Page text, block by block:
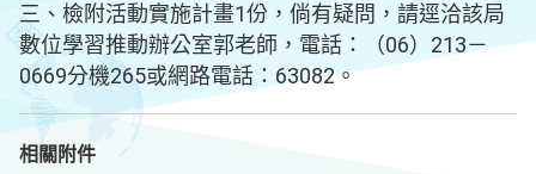
三、檢附活動實施計畫1份，倘有疑問，請逕洽該局
數位學習推動辦公室郭老師，電話：（06）213－
0669分機265或網路電話：63082。
相關附件